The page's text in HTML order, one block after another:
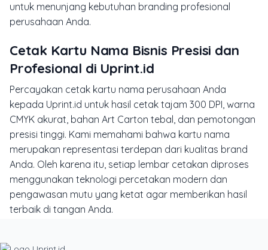
untuk menunjang kebutuhan branding profesional
perusahaan Anda.
Cetak Kartu Nama Bisnis Presisi dan
Profesional di Uprint.id
Percayakan cetak kartu nama perusahaan Anda
kepada Uprint.id untuk hasil cetak tajam 300 DPI, warna
CMYK akurat, bahan Art Carton tebal, dan pemotongan
presisi tinggi. Kami memahami bahwa kartu nama
merupakan representasi terdepan dari kualitas brand
Anda. Oleh karena itu, setiap lembar cetakan diproses
menggunakan teknologi percetakan modern dan
pengawasan mutu yang ketat agar memberikan hasil
terbaik di tangan Anda.
tanpa repot melalui platform online Uprint.id. Pilih